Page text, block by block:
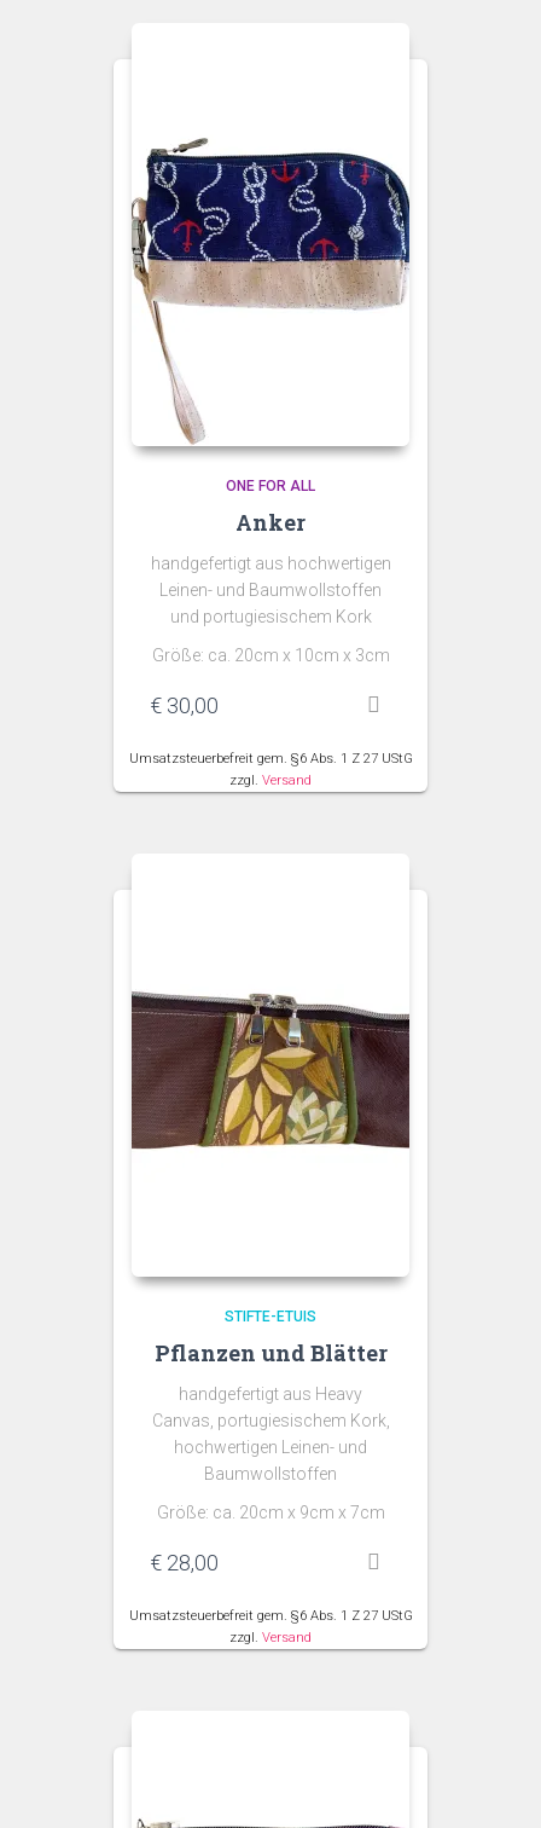
ONE FOR ALL
Anker
handgefertigt aus hochwertigen
Leinen- und Baumwollstoffen
und portugiesischem Kork
Größe: ca. 20cm x 10cm x 3cm
€ 30,00
Umsatzsteuerbefreit gem. §6 Abs. 1 Z 27 UStG
zzgl. Versand
STIFTE-ETUIS
Pflanzen und Blätter
handgefertigt aus Heavy
Canvas, portugiesischem Kork,
hochwertigen Leinen- und
Baumwollstoffen
Größe: ca. 20cm x 9cm x 7cm
€ 28,00
Umsatzsteuerbefreit gem. §6 Abs. 1 Z 27 UStG
zzgl. Versand